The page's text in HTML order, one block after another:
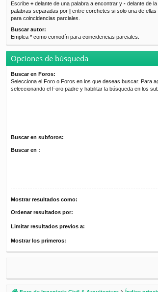
os
Escribe + delante de una palabra a encontrar y - delante de
palabras separadas por | entre corchetes si solo una de
para coincidencias parciales.
Buscar autor:
Emplea * como comodín para coincidencias parciales.
Opciones de búsqueda
Buscar en Foros:
Selecciona el Foro o Foros en los que deseas buscar. Para
seleccionando el Foro padre y habilitar la búsqueda en los
Buscar en subforos:
Buscar en :
Mostrar resultados como:
Ordenar resultados por:
Limitar resultados previos a:
Mostrar los primeros: